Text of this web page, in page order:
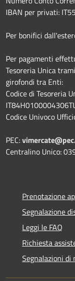
IBAN per privati:
Per bonifici
Per pagamenti
Tesoreria Unica
girofondi tra Enti:
Codice di Tesoreria
Codice Univoco
PEC:
Centralino Unico:
Prenotazione
Segnalazione
Leggi le FAQ
Richiesta
Segnalazioni